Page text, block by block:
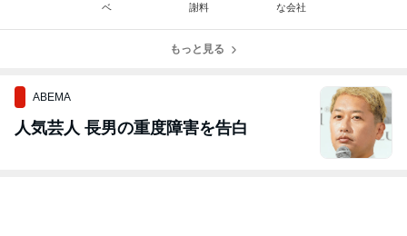
ベ
謝料
な会社
もっと見る
ABEMA
人気芸人 長男の重度障害を告白